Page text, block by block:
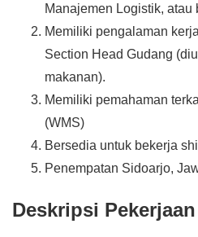
Manajemen Logistik, atau
Memiliki pengalaman
Section Head Gudang
makanan).
Memiliki pemahaman
(WMS)
Bersedia untuk bekerja
Penempatan Sidoarjo,
Deskripsi